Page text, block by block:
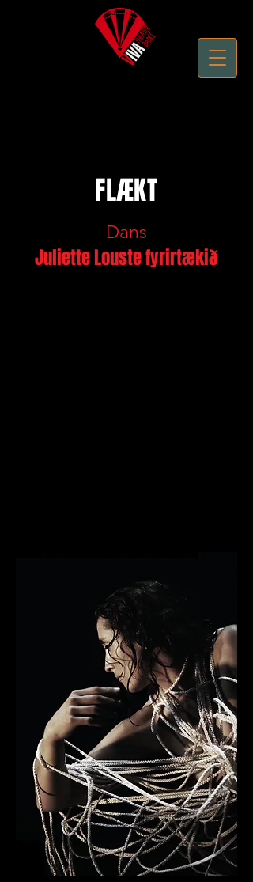
Performing Arts - Live Theater - Theatre Productions
FLÆKT
Dans
Juliette Louste fyrirtækið